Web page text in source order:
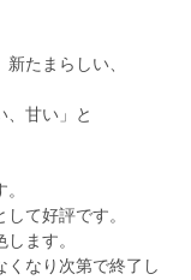
たまらしい、
、甘い」と
て好評です。
ます。
なり次第で終了し